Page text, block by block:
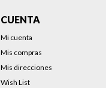
CUENTA
Mi cuenta
Mis compras
Mis direcciones
Wish List